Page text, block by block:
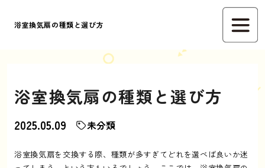
浴室換気扇の種類と選び方
浴室換気扇の種類と選び方
2025.05.09 未分類
浴室換気扇を交換する際、種類が多すぎてどれを選べば良いか迷